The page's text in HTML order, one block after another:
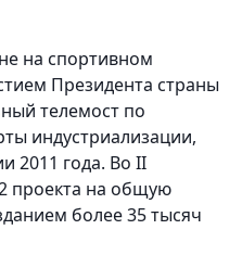
на спортивном
Президента страны
телемост по
индустриализации,
2011 года. Во II
проекта на общую
более 35 тысяч